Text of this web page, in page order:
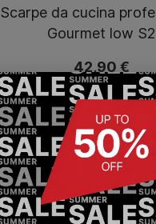
Scarpe da cucina
Gourmet low S2
42,90 €